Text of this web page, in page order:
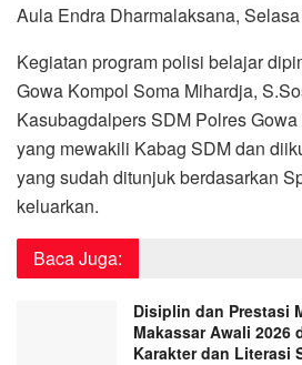
Aula Endra Dharmalaksana,
Kegiatan program polisi belajar
Gowa Kompol Soma Mihardja,
Kasubagdalpers SDM Polres
yang mewakili Kabag SDM dan
yang sudah ditunjuk berdasarkan
keluarkan.
Baca Juga:
Disiplin dan Prestasi
Makassar Awali 2026
Karakter dan Literasi